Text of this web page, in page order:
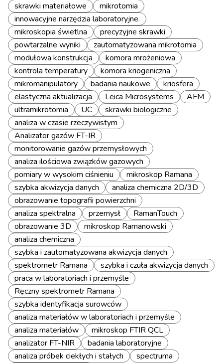
skrawki materiałowe
mikrotomia
innowacyjne narzędzia laboratoryjne.
mikroskopia świetlna
precyzyjne skrawki
powtarzalne wyniki
zautomatyzowana mikrotomia
modułowa konstrukcja
komora mrożeniowa
kontrola temperatury
komora kriogeniczna
mikromanipulatory
badania naukowe
kriosfera
elastyczna aktualizacja
Leica Microsystems
AFM
ultramikrotomia
UC
skrawki biologiczne
analiza w czasie rzeczywistym
Analizator gazów FT-IR
monitorowanie gazów przemysłowych
analiza ilościowa związków gazowych
pomiary w wysokim ciśnieniu
mikroskop Ramana
szybka akwizycja danych
analiza chemiczna 2D/3D
obrazowanie topografii powierzchni
analiza spektralna
przemysł
RamanTouch
obrazowanie 3D
mikroskop Ramanowski
analiza chemiczna
szybka i zautomatyzowana akwizycja danych
spektrometr Ramana
szybka i czuła akwizycja danych
praca w laboratoriach i przemyśle
Ręczny spektrometr Ramana
szybka identyfikacja surowców
analiza materiałów w laboratoriach i przemyśle
analiza materiałów
mikroskop FTIR QCL
analizator FT-NIR
badania laboratoryjne
analiza próbek ciekłych i stałych
spectruma